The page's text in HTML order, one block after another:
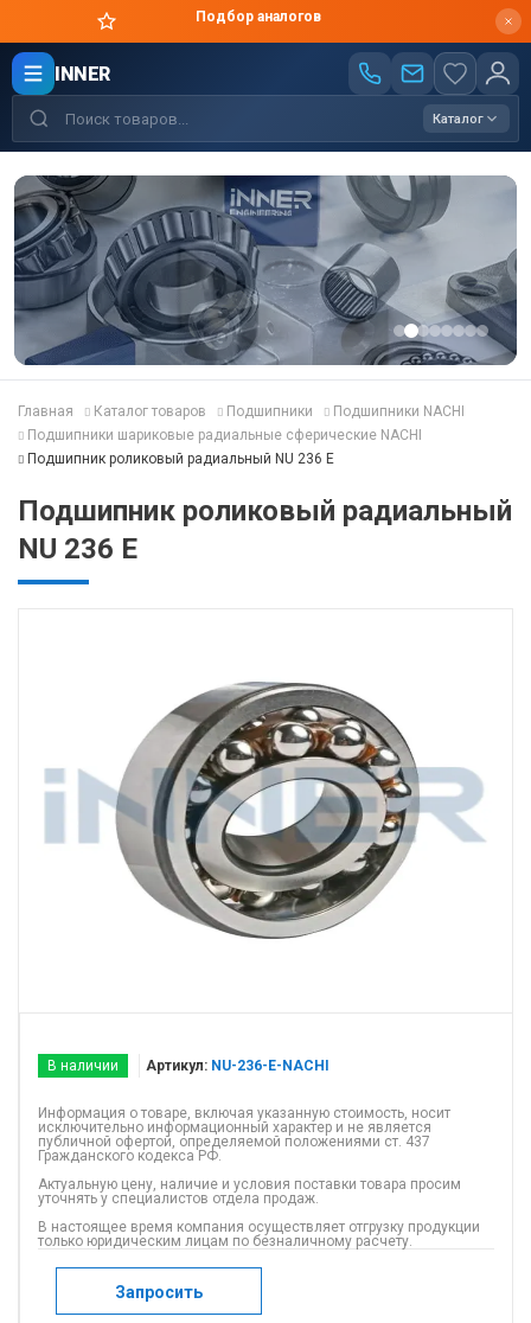
Подбор аналогов
INNER
Каталог
Главная Каталог товаров Подшипники
Подшипники NACHI
Подшипники шариковые радиальные сферические NACHI
Подшипник роликовый радиальный NU 236 E
Подшипник роликовый радиальный
NU 236 E
В наличии Артикул: NU-236-E-NACHI
Информация о товаре, включая указанную стоимость, носит
исключительно информационный характер и не является
публичной офертой, определяемой положениями ст. 437
Гражданского кодекса РФ.
Актуальную цену, наличие и условия поставки товара просим
уточнять у специалистов отдела продаж.
В настоящее время компания осуществляет отгрузку продукции
только юридическим лицам по безналичному расчету.
Запросить